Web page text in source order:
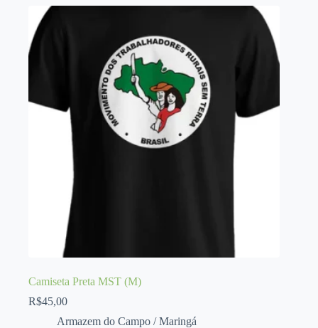
quantidade
Camiseta Preta MST (M)
R$45,00
Armazem do Campo / Maringá